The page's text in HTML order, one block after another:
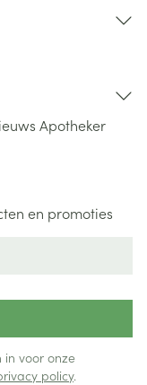
Apotheker
en promoties
in voor onze
policy.